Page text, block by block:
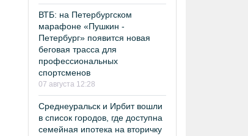
ВТБ: на Петербургском
марафоне «Пушкин -
Петербург» появится новая
беговая трасса для
профессиональных
спортсменов
07 августа 12:28
Среднеуральск и Ирбит вошли
в список городов, где доступна
семейная ипотека на вторичку